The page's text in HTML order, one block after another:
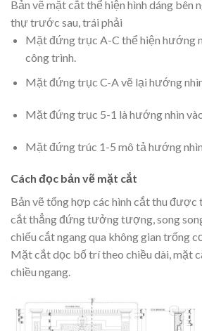
Bản vẽ mặt cắt thể hiện hình dáng bên
thự trước sau, trái phải
Mặt đứng trục A-C thể hiện hướng
công trình.
Mặt đứng trục C-A vẽ lại hướng
Mặt đứng trục 5-1 là hướng nhìn
Mặt đứng trúc 1-5 mô tả hướng nhìn
Cách đọc bản vẽ mặt cắt
Bản vẽ tổng hợp các hình cắt thu được
cắt thẳng đứng tưởng tượng, song
chiếu cắt ngang qua không gian trống
Mặt cắt dọc bố trí theo chiều dài, mặt
chiều ngang.